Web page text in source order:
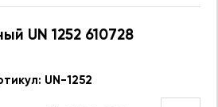
UN 1252 610728
UN-1252